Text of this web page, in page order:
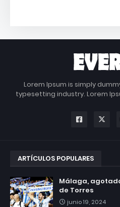
Lorem Ipsum is simply
typesetting industry. Lorem
ARTÍCULOS POPULARES
Málaga,
de Torres
junio 19, 2024